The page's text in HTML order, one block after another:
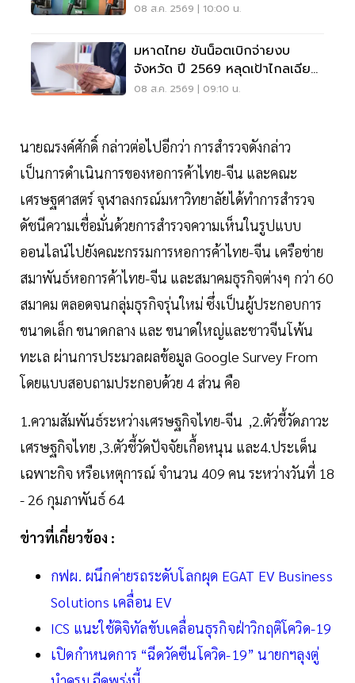
08 ส.ค. 2569 | 10:00 น.
มหาดไทย ขันน็อตเบิกจ่ายงบ
จังหวัด ปี 2569 หลุดเป้าไกลเฉียด
40%
08 ส.ค. 2569 | 09:10 น.
นายณรงค์ศักดิ์ กล่าวต่อไปอีกว่า การสำรวจดังกล่าว
เป็นการดำเนินการของหอการค้าไทย-จีน และคณะ
เศรษฐศาสตร์ จุฬาลงกรณ์มหาวิทยาลัยได้ทำการสำรวจ
ดัชนีความเชื่อมั่นด้วยการสำรวจความเห็นในรูปแบบ
ออนไลน์ไปยังคณะกรรมการหอการค้าไทย-จีน เครือข่าย
สมาพันธ์หอการค้าไทย-จีน และสมาคมธุรกิจต่างๆ กว่า 60
สมาคม ตลอดจนกลุ่มธุรกิจรุ่นใหม่ ซึ่งเป็นผู้ประกอบการ
ขนาดเล็ก ขนาดกลาง และ ขนาดใหญ่และชาวจีนโพ้น
ทะเล ผ่านการประมวลผลข้อมูล Google Survey From
โดยแบบสอบถามประกอบด้วย 4 ส่วน คือ
1.ความสัมพันธ์ระหว่างเศรษฐกิจไทย-จีน ,2.ตัวชี้วัดภาวะ
เศรษฐกิจไทย ,3.ตัวชี้วัดปัจจัยเกื้อหนุน และ4.ประเด็น
เฉพาะกิจ หรือเหตุการณ์ จำนวน 409 คน ระหว่างวันที่ 18
- 26 กุมภาพันธ์ 64
ข่าวที่เกี่ยวข้อง :
กฟผ. ผนึกค่ายรถระดับโลกผุด EGAT EV Business
Solutions เคลื่อน EV
ICS แนะใช้ดิจิทัลขับเคลื่อนธุรกิจฝ่าวิกฤติโควิด-19
เปิดกำหนดการ “ฉีดวัคซีนโควิด-19” นายกฯลุงตู่